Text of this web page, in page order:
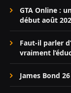
GTA Online :
début août
Faut-il parler
vraiment
James Bond